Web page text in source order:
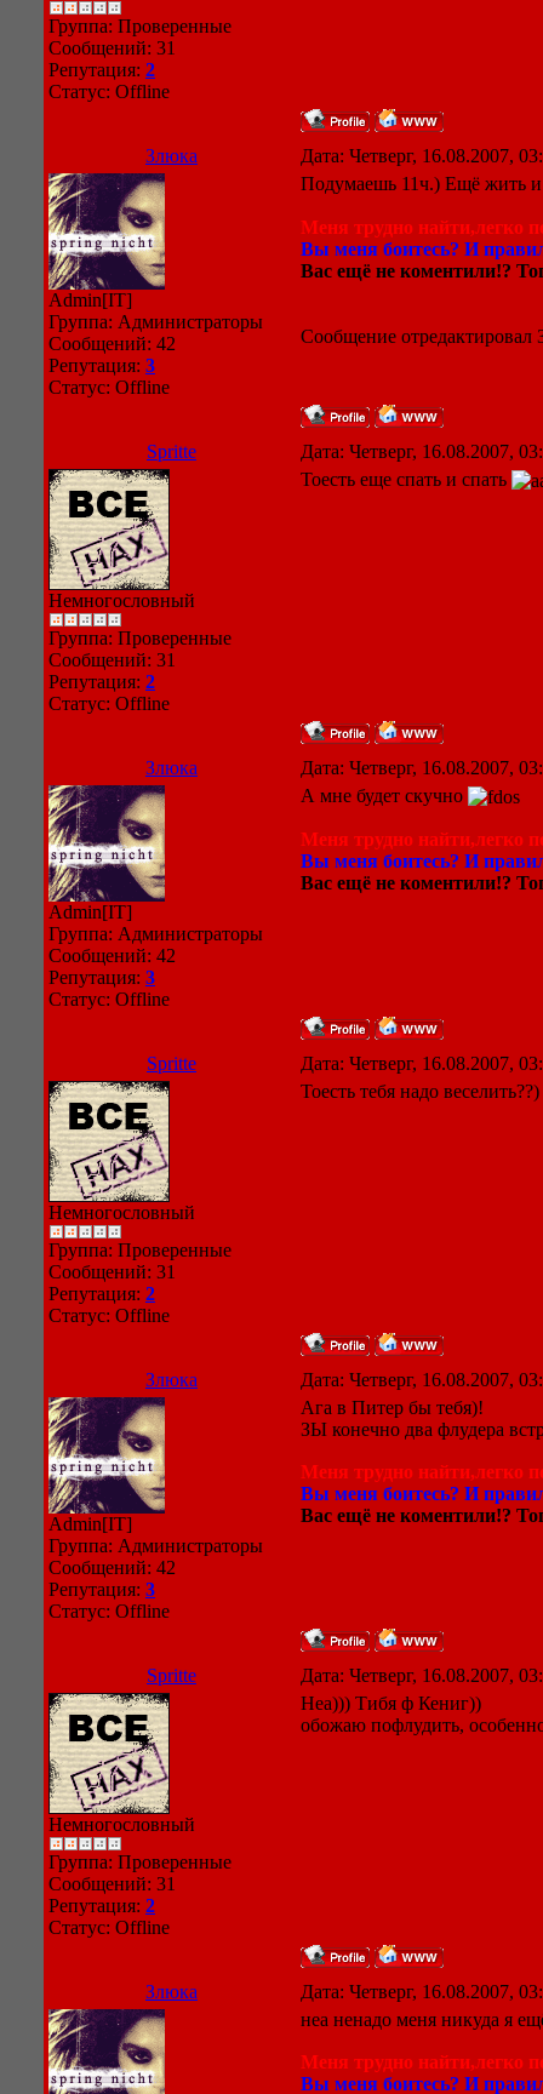
Группа: Проверенные
Сообщений: 31
Репутация: 2
Статус: Offline
Злюка Дата: Четверг, 16.08.2007,
Admin[IT]
Группа: Администраторы
Сообщений: 42
Репутация: 3
Статус: Offline
Подумаешь 11ч.) Ещё жить
Меня трудно найти,легко
Вы меня боитесь? И
Вас ещё не коментили!?
Сообщение отредактировал
Spritte Дата: Четверг, 16.08.2007,
Немногословный
Группа: Проверенные
Сообщений: 31
Репутация: 2
Статус: Offline
Тоесть еще спать и спать
Злюка Дата: Четверг, 16.08.2007,
Admin[IT]
Группа: Администраторы
Сообщений: 42
Репутация: 3
Статус: Offline
А мне будет скучно
Меня трудно найти,легко
Вы меня боитесь? И
Вас ещё не коментили!?
Spritte Дата: Четверг, 16.08.2007,
Немногословный
Группа: Проверенные
Сообщений: 31
Репутация: 2
Статус: Offline
Тоесть тебя надо
Злюка Дата: Четверг, 16.08.2007,
Admin[IT]
Группа: Администраторы
Сообщений: 42
Репутация: 3
Статус: Offline
Ага в Питер бы тебя)!
ЗЫ конечно два флудера
Меня трудно найти,легко
Вы меня боитесь? И
Вас ещё не коментили!?
Spritte Дата: Четверг, 16.08.2007,
Немногословный
Группа: Проверенные
Сообщений: 31
Репутация: 2
Статус: Offline
Неа))) Тибя ф Кениг))
обожаю пофлудить,
Злюка
Дата: Четверг, 16.08.2007,
неа ненадо меня никуда я
Меня трудно найти,легко
Вы меня боитесь? И